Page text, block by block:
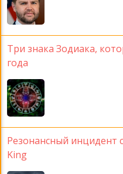
Три знака Зодиака,
года
Резонансный инцидент
King